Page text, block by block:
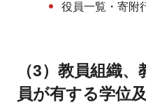
役員一覧・寄附
（3）教員組織
員が有する学位